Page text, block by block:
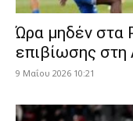
Ώρα μηδέν στα
επιβίωσης στη
9 Μαΐου 2026 10:21